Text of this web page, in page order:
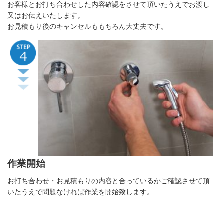
お客様とお打ち合わせした内容確認をさせて頂いたうえでお渡し
又はお伝えいたします。
お見積もり後のキャンセルももちろん大丈夫です。
作業開始
お打ち合わせ・お見積もりの内容と合っているかご確認させて頂
いたうえで問題なければ作業を開始致します。